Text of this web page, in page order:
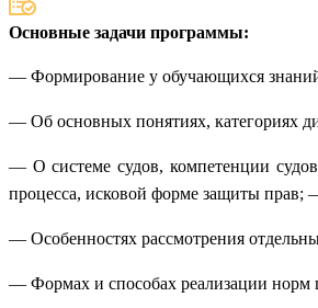
Основные задачи программы:
— Формирование у обучающихся знаний
— Об основных понятиях, категориях
— О системе судов, компетенции
процесса, исковой форме защиты прав;
— Особенностях рассмотрения
— Формах и способах реализации норм